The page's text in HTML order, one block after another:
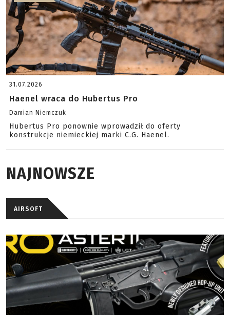
31.07.2026
Haenel wraca do Hubertus Pro
Damian Niemczuk
Hubertus Pro ponownie wprowadził do oferty
konstrukcje niemieckiej marki C.G. Haenel.
NAJNOWSZE
AIRSOFT